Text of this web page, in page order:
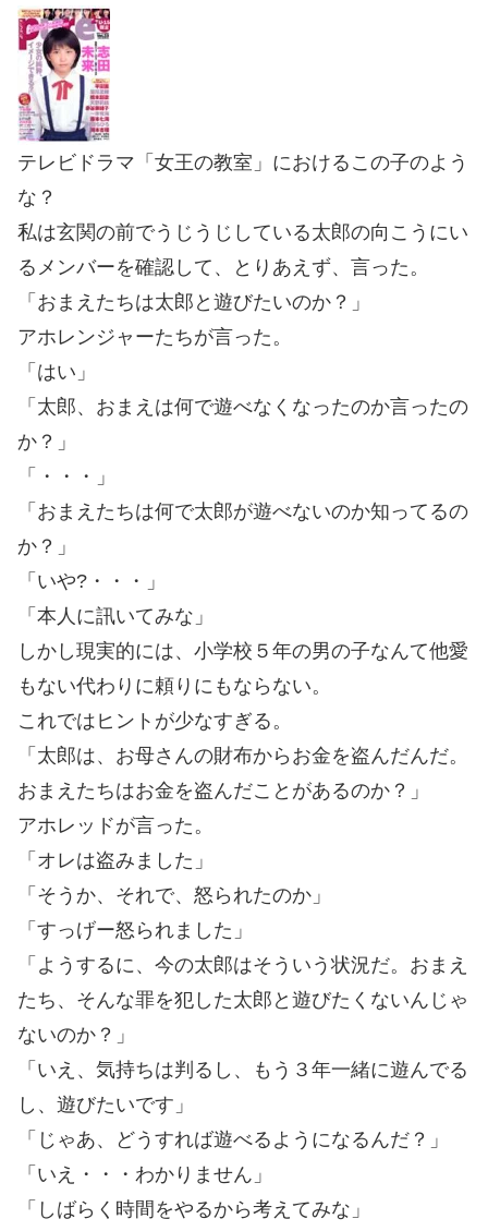
テレビドラマ「女王の教室」におけるこの子のよう
な？
私は玄関の前でうじうじしている太郎の向こうにい
るメンバーを確認して、とりあえず、言った。
「おまえたちは太郎と遊びたいのか？」
アホレンジャーたちが言った。
「はい」
「太郎、おまえは何で遊べなくなったのか言ったの
か？」
「・・・」
「おまえたちは何で太郎が遊べないのか知ってるの
か？」
「いや?・・・」
「本人に訊いてみな」
しかし現実的には、小学校５年の男の子なんて他愛
もない代わりに頼りにもならない。
これではヒントが少なすぎる。
「太郎は、お母さんの財布からお金を盗んだんだ。
おまえたちはお金を盗んだことがあるのか？」
アホレッドが言った。
「オレは盗みました」
「そうか、それで、怒られたのか」
「すっげー怒られました」
「ようするに、今の太郎はそういう状況だ。おまえ
たち、そんな罪を犯した太郎と遊びたくないんじゃ
ないのか？」
「いえ、気持ちは判るし、もう３年一緒に遊んでる
し、遊びたいです」
「じゃあ、どうすれば遊べるようになるんだ？」
「いえ・・・わかりません」
「しばらく時間をやるから考えてみな」